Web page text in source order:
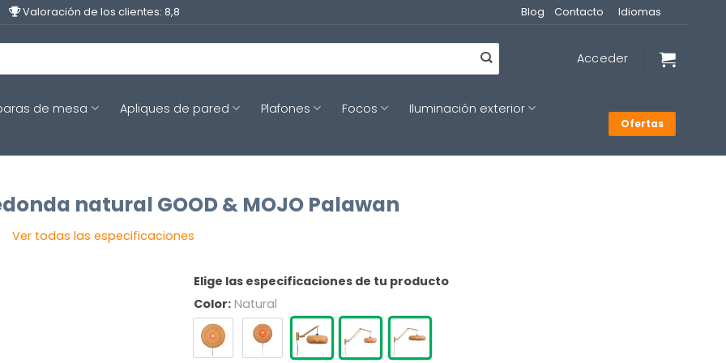
Valoración de los clientes: 8,8 Blog Contacto Idiomas
Acceder
de mesa Apliques de pared Plafones Focos
Iluminación exterior
Ofertas
natural GOOD & MOJO Palawan
Ver todas las especificaciones
Elige las especificaciones de tu producto
Color: Natural